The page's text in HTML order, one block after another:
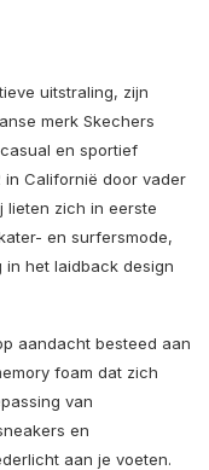
uitstraling, zijn
merk Skechers
en sportief
in Californië door vader
lieten zich in eerste
en surfersmode,
het laidback design
aandacht besteed aan
foam dat zich
van
en
aan je voeten.